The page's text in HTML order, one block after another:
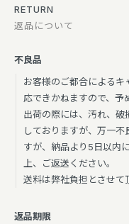
RETURN
返品について
不良品
お客様のご都合による
応できかねますので、予
出荷の際には、汚れ、
しておりますが、万一
すが、納品より5日以内
上、ご返送ください。
送料は弊社負担とさせて
返品期限